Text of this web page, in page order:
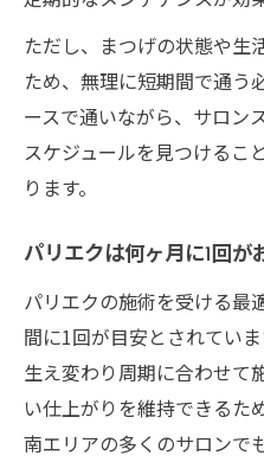
ただし、まつげの状態や生
ため、無理に短期間で通う
ースで通いながら、サロン
スケジュールを見つけるこ
ります。
パリエクは何ヶ月に1回が
パリエクの施術を受ける最
間に1回が目安とされてい
生え変わり周期に合わせて
い仕上がりを維持できるた
南エリアの多くのサロンで